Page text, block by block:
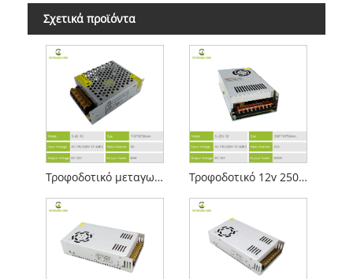
Σχετικά προϊόντα
Τροφοδοτικό μεταγωγής Ip20 12v 5a Τροφοδοτικό 12v 250w μεταγωγής με ανεμιστήρα